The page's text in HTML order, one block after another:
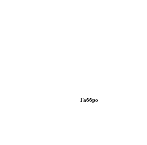
Габбро